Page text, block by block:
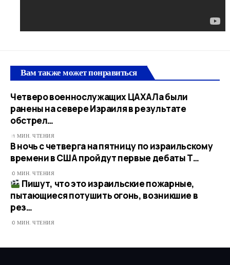
Вам также может понравиться
Четверо военнослужащих ЦАХАЛа были
ранены на севере Израиля в результате
обстрел…
1 МИН. ЧТЕНИЯ
В ночь с четверга на пятницу по израильскому
времени в США пройдут первые дебаты Т…
0 МИН. ЧТЕНИЯ
Пишут, что это израильские пожарные,
пытающиеся потушить огонь, возникшие в
рез…
0 МИН. ЧТЕНИЯ